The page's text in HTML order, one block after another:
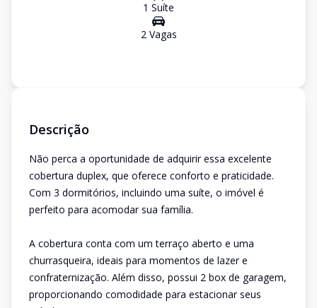
1 Suíte
2Vagas
Descrição
Não perca a oportunidade de adquirir essa excelente
cobertura duplex, que oferece conforto e praticidade.
Com 3 dormitórios, incluindo uma suíte, o imóvel é
perfeito para acomodar sua família.
A cobertura conta com um terraço aberto e uma
churrasqueira, ideais para momentos de lazer e
confraternização. Além disso, possui 2 box de garagem,
proporcionando comodidade para estacionar seus